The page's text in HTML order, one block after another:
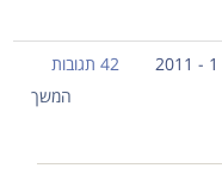
42 תגובות
המשך